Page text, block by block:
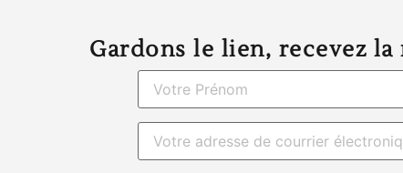
Gardons le lien, recevez